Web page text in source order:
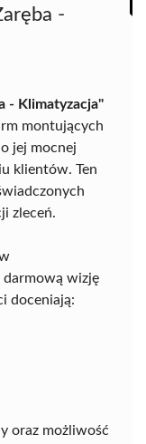
-
- Klimatyzacja"
montujących
jej mocnej
klientów. Ten
zleceń.
wizję
doceniają:
oraz możliwość